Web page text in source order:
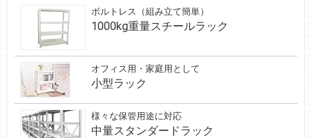
ボルトレス（組み立て簡単）
1000kg重量スチールラック
オフィス用・家庭用として
小型ラック
様々な保管用途に対応
中量スタンダードラック